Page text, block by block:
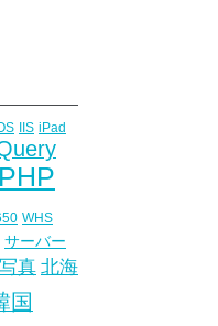
IIS iPad
PHP
WHS
サーバー
写真 北海
国